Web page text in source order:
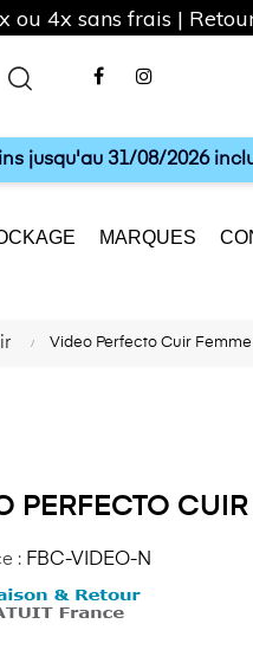
Facebook
jusqu'au 31/08/2026
MARQUES
Video Perfecto Cuir
PERFECTO
: FBC-VIDEO-N
ou 4x sans frais |